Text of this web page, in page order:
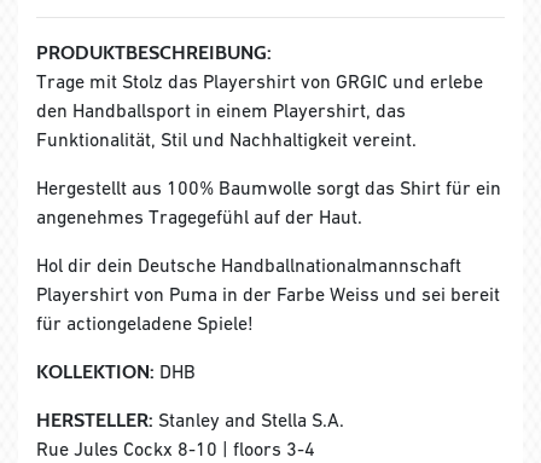
PRODUKTBESCHREIBUNG:
Trage mit Stolz das Playershirt von GRGIC und erlebe
den Handballsport in einem Playershirt, das
Funktionalität, Stil und Nachhaltigkeit vereint.
Hergestellt aus 100% Baumwolle sorgt das Shirt für ein
angenehmes Tragegefühl auf der Haut.
Hol dir dein Deutsche Handballnationalmannschaft
Playershirt von Puma in der Farbe Weiss und sei bereit
für actiongeladene Spiele!
KOLLEKTION: DHB
HERSTELLER: Stanley and Stella S.A.
Rue Jules Cockx 8-10 | floors 3-4